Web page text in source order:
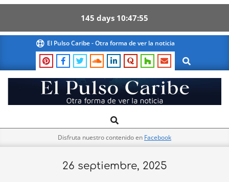
145 days 10 47 55
content
El Pulso Caribe - Otra forma de ver la noticia
Search
El
Pulso
Navigation
Search
Disfruta nuestro contenido en Facebook
26 septiembre, 2025